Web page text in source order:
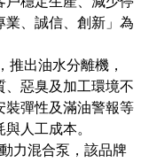
業、誠信、創新」為
推出油水分離機，
、惡臭及加工環境不
裝彈性及滿油警報等
人工成本。
力混合泵，該品牌